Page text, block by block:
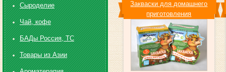
Закваски для домашнего
приготовления
Сыроделие
Чай, кофе
БАДы Россия, ТС
Товары из Азии